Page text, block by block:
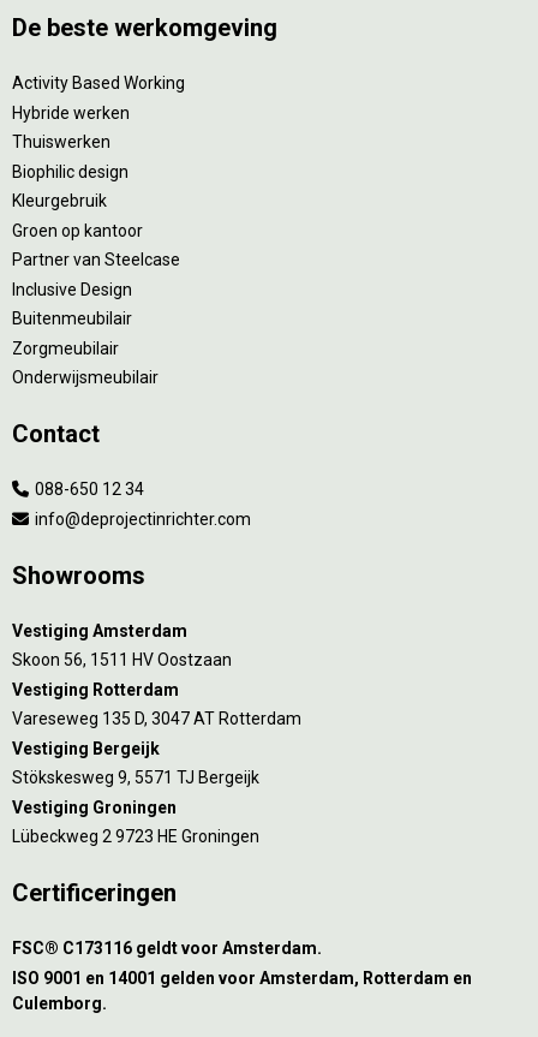
De beste werkomgeving
Activity Based Working
Hybride werken
Thuiswerken
Biophilic design
Kleurgebruik
Groen op kantoor
Partner van Steelcase
Inclusive Design
Buitenmeubilair
Zorgmeubilair
Onderwijsmeubilair
Contact
088-650 12 34
info@deprojectinrichter.com
Showrooms
Vestiging Amsterdam
Skoon 56, 1511 HV Oostzaan
Vestiging Rotterdam
Vareseweg 135 D, 3047 AT Rotterdam
Vestiging Bergeijk
Stökskesweg 9, 5571 TJ Bergeijk
Vestiging Groningen
Lübeckweg 2 9723 HE Groningen
Certificeringen
FSC® C173116 geldt voor Amsterdam.
ISO 9001 en 14001 gelden voor Amsterdam, Rotterdam en
Culemborg.